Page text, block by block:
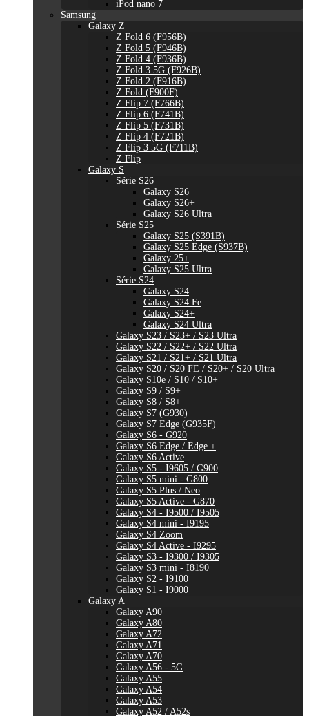
iPod nano 7
Samsung
Galaxy Z
Z Fold 6 (F956B)
Z Fold 5 (F946B)
Z Fold 4 (F936B)
Z Fold 3 5G (F926B)
Z Fold 2 (F916B)
Z Fold (F900F)
Z Flip 7 (F766B)
Z Flip 6 (F741B)
Z Flip 5 (F731B)
Z Flip 4 (F721B)
Z Flip 3 5G (F711B)
Z Flip
Galaxy S
Série S26
Galaxy S26
Galaxy S26+
Galaxy S26 Ultra
Série S25
Galaxy S25 (S391B)
Galaxy S25 Edge (S937B)
Galaxy 25+
Galaxy S25 Ultra
Série S24
Galaxy S24
Galaxy S24 Fe
Galaxy S24+
Galaxy S24 Ultra
Galaxy S23 / S23+ / S23 Ultra
Galaxy S22 / S22+ / S22 Ultra
Galaxy S21 / S21+ / S21 Ultra
Galaxy S20 / S20 FE / S20+ / S20 Ultra
Galaxy S10e / S10 / S10+
Galaxy S9 / S9+
Galaxy S8 / S8+
Galaxy S7 (G930)
Galaxy S7 Edge (G935F)
Galaxy S6 - G920
Galaxy S6 Edge / Edge +
Galaxy S6 Active
Galaxy S5 - I9605 / G900
Galaxy S5 mini - G800
Galaxy S5 Plus / Neo
Galaxy S5 Active - G870
Galaxy S4 - I9500 / I9505
Galaxy S4 mini - I9195
Galaxy S4 Zoom
Galaxy S4 Active - I9295
Galaxy S3 - I9300 / I9305
Galaxy S3 mini - I8190
Galaxy S2 - I9100
Galaxy S1 - I9000
Galaxy A
Galaxy A90
Galaxy A80
Galaxy A72
Galaxy A71
Galaxy A70
Galaxy A56 - 5G
Galaxy A55
Galaxy A54
Galaxy A53
Galaxy A52 / A52s